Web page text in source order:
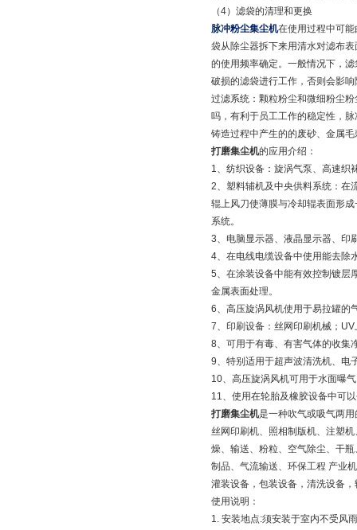
（4）滤袋的清理和更换
脉冲粉尘集尘机在使用过程中可
袋从除尘器拆下来用清水对滤布
的使用频率确定。一般情况下，
破损的滤袋进行工作，否则会影
过滤系统：颗粒粉尘和微细粉尘
吗，有利于员工工作的稳定性，
铸造过程中产生的的废砂、金属
打磨集尘机的应用介绍：
1、纺织设备：旋涡气泵、高速织
2、塑料辅机及中央供料系统：在
辊上风刀使薄膜与冷却辊表面形
系统。
3、电脑显示器、液晶显示器、印
4、在电线电缆设备中使用能去除
5、在涂装设备中能有效控制镀层
金属表面处理。
6、高压旋涡风机使用于易拉罐的
7、印刷设备：丝网印刷机械；
8、可用于有毒、有害气体的收集
9、特别适用于超声波清洗机、电
10、高压旋涡风机可用于水面曝
11、使用在轮胎及橡胶设备中可
打磨集尘机是一种吹气或吸气两
丝网印刷机、照相制版机、注塑
燥、输送、粉粒、空气除尘、干
制品、气流输送、环保工程 产业
灌装设备，包装设备，清洗设备
使用说明：
1. 安装地点:须安装于室内不受风